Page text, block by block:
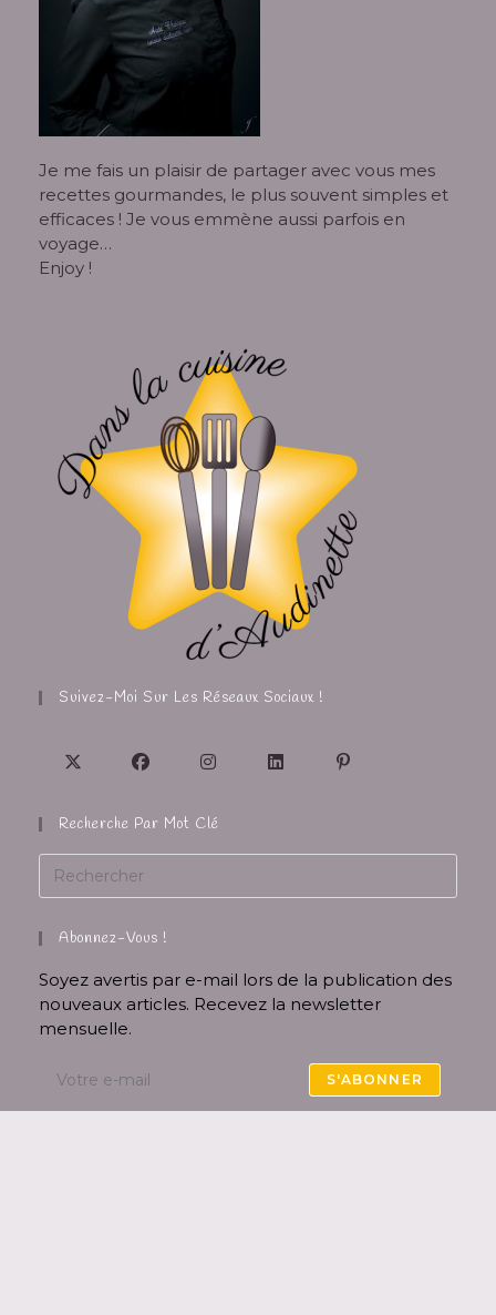
Je me fais un plaisir de partager avec vous mes
recettes gourmandes, le plus souvent simples et
efficaces ! Je vous emmène aussi parfois en
voyage…
Enjoy !
Suivez-Moi Sur Les Réseaux Sociaux !
Recherche Par Mot Clé
Abonnez-Vous !
Soyez avertis par e-mail lors de la publication des
nouveaux articles. Recevez la newsletter
mensuelle.
S'ABONNER